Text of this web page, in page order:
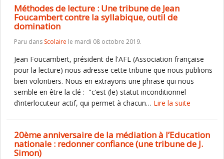
Méthodes de lecture : Une tribune de Jean
Foucambert contre la syllabique, outil de
domination
Paru dans Scolaire le mardi 08 octobre 2019.
Jean Foucambert, président de l'AFL (Association française
pour la lecture) nous adresse cette tribune que nous publions
bien volontiers. Nous en extrayons une phrase qui nous
semble en être la clé : "c’est (le) statut inconditionnel
d’interlocuteur actif, qui permet à chacun… Lire la suite
20ème anniversaire de la médiation à l’Education
nationale : redonner confiance (une tribune de J.
Simon)